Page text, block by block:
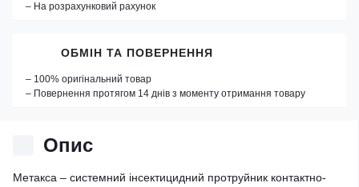
Опис
Метакса – системний інсектицидний протруйник контактно-
– На розрахунковий рахунок
ОБМІН ТА ПОВЕРНЕННЯ
– 100% оригінальний товар
– Повернення протягом 14 днів з моменту отримання товару